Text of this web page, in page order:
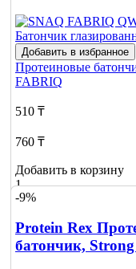
Добавить в избранное
Протеиновые
FABRIQ
510 ₸
760 ₸
Добавить в корзину
1
-9%
Protein Rex
батончик,